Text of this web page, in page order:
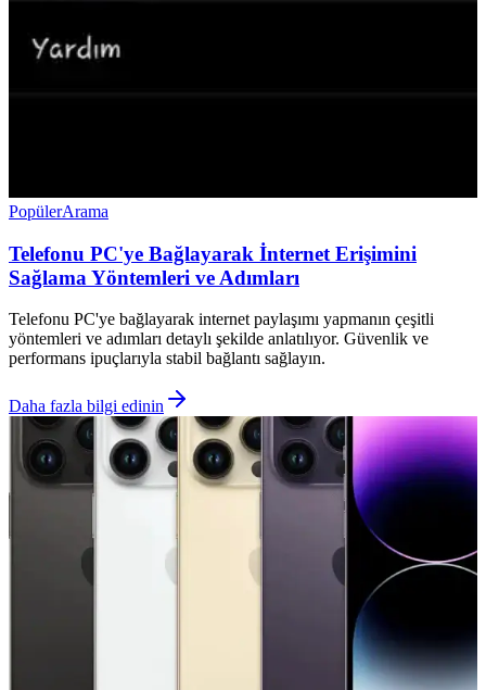
PopülerArama
Telefonu PC'ye Bağlayarak İnternet Erişimini
Sağlama Yöntemleri ve Adımları
Telefonu PC'ye bağlayarak internet paylaşımı yapmanın çeşitli
yöntemleri ve adımları detaylı şekilde anlatılıyor. Güvenlik ve
performans ipuçlarıyla stabil bağlantı sağlayın.
Daha fazla bilgi edinin